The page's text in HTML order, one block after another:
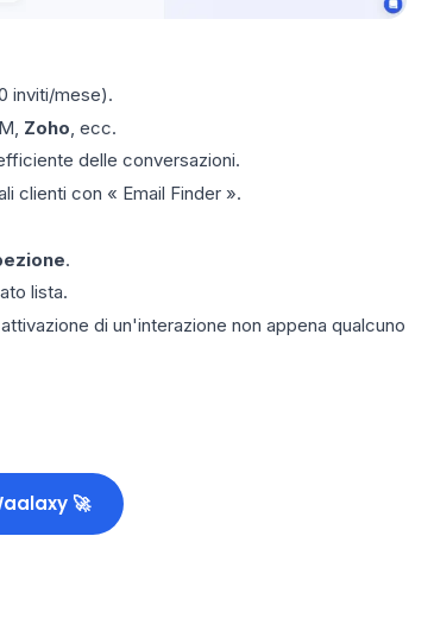
inviti/mese).
Zoho , ecc.
delle conversazioni.
clienti con « Email Finder ».
.
lista.
di un'interazione non appena qualcuno
🚀